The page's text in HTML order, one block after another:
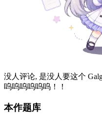
没人评论, 是没人要这个
呜呜呜呜呜呜！！
本作题库